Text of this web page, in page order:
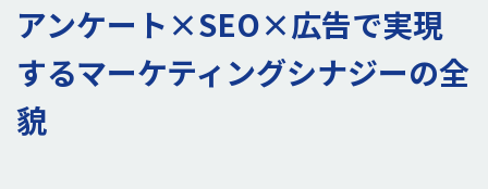
アンケート×SEO×広告で実現
するマーケティングシナジーの全
貌